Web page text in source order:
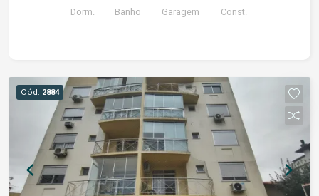
Dorm. Banho Garagem Const.
Cód. 2884